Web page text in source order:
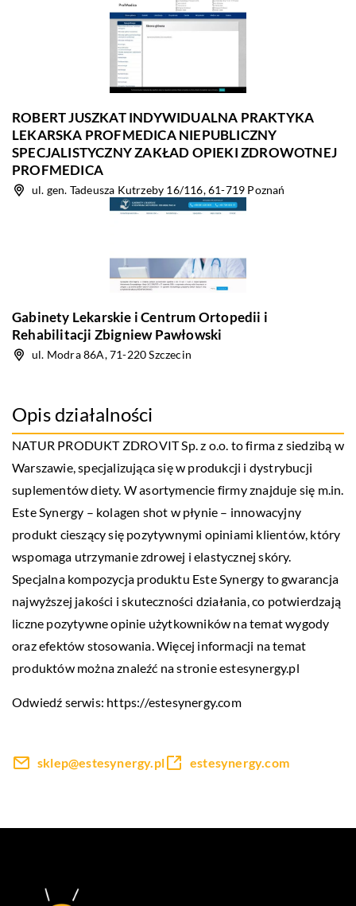
ROBERT JUSZKAT INDYWIDUALNA PRAKTYKA
LEKARSKA PROFMEDICA NIEPUBLICZNY
SPECJALISTYCZNY ZAKŁAD OPIEKI ZDROWOTNEJ
PROFMEDICA
ul. gen. Tadeusza Kutrzeby 16/116, 61-719 Poznań
Gabinety Lekarskie i Centrum Ortopedii i
Rehabilitacji Zbigniew Pawłowski
ul. Modra 86A, 71-220 Szczecin
Opis działalności
NATUR PRODUKT ZDROVIT Sp. z o.o. to firma z siedzibą w
Warszawie, specjalizująca się w produkcji i dystrybucji
suplementów diety. W asortymencie firmy znajduje się m.in.
Este Synergy – kolagen shot w płynie – innowacyjny
produkt cieszący się pozytywnymi opiniami klientów, który
wspomaga utrzymanie zdrowej i elastycznej skóry.
Specjalna kompozycja produktu Este Synergy to gwarancja
najwyższej jakości i skuteczności działania, co potwierdzają
liczne pozytywne opinie użytkowników na temat wygody
oraz efektów stosowania. Więcej informacji na temat
produktów można znaleźć na stronie estesynergy.pl
Odwiedź serwis: https://estesynergy.com
sklep@estesynergy.pl estesynergy.com